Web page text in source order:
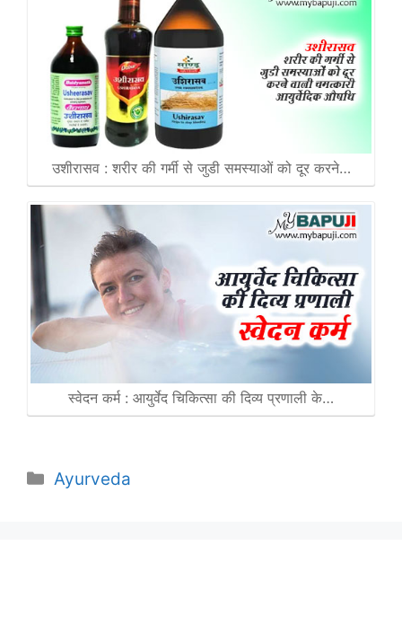
उशीरासव : शरीर की गर्मी से जुडी समस्याओं को दूर करने…
स्वेदन कर्म : आयुर्वेद चिकित्सा की दिव्य प्रणाली के…
Categories
Ayurveda